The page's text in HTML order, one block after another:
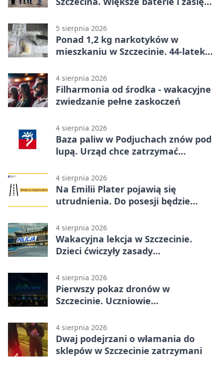
5 sierpnia 2026
Ponad 1,2 kg narkotyków w
mieszkaniu w Szczecinie. 44-latek
4 sierpnia 2026
Filharmonia od środka - wakacyjne
zwiedzanie pełne zaskoczeń
4 sierpnia 2026
Baza paliw w Podjuchach znów pod
lupą. Urząd chce zatrzymać
4 sierpnia 2026
Na Emilii Plater pojawią się
utrudnienia. Do posesji będzie
4 sierpnia 2026
Wakacyjna lekcja w Szczecinie.
Dzieci ćwiczyły zasady
4 sierpnia 2026
Pierwszy pokaz dronów w
Szczecinie. Uczniowie
4 sierpnia 2026
Dwaj podejrzani o włamania do
sklepów w Szczecinie zatrzymani